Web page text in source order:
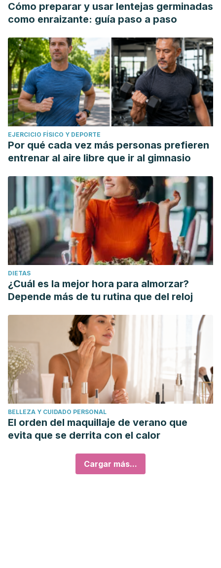
Cómo preparar y usar lentejas germinadas
como enraizante: guía paso a paso
EJERCICIO FÍSICO Y DEPORTE
Por qué cada vez más personas prefieren
entrenar al aire libre que ir al gimnasio
DIETAS
¿Cuál es la mejor hora para almorzar?
Depende más de tu rutina que del reloj
BELLEZA Y CUIDADO PERSONAL
El orden del maquillaje de verano que
evita que se derrita con el calor
Cargar más...